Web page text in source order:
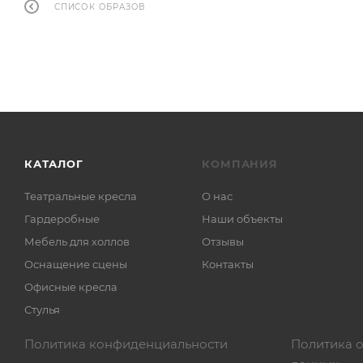
СПИСОК ОБРАЗОВ
КАТАЛОГ
Театральные кресла
Гардеробные
Мебель для холлов
Оснащение сцены
Офисные кресла
Стулья
КОМПАНИЯ
О нас
Наши объекты
Отзывы
Контакты
Политика конфиденциальности
Политика